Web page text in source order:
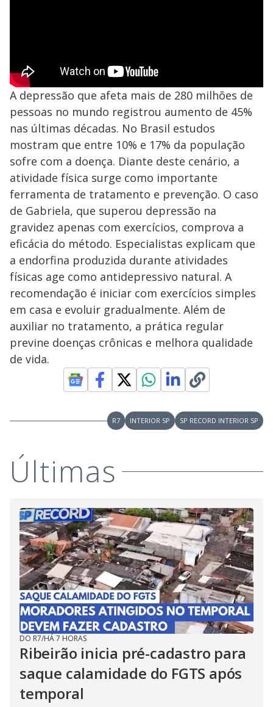
A depressão que afeta mais de 280 milhões de
pessoas no mundo registrou aumento de 45%
nas últimas décadas. No Brasil estudos
mostram que entre 10% e 17% da população
sofre com a doença. Diante deste cenário, a
atividade física surge como importante
ferramenta de tratamento e prevenção. O caso
de Gabriela, que superou depressão na
gravidez apenas com exercícios, comprova a
eficácia do método. Especialistas explicam que
a endorfina produzida durante atividades
físicas age como antidepressivo natural. A
recomendação é iniciar com exercícios simples
em casa e evoluir gradualmente. Além de
auxiliar no tratamento, a prática regular
previne doenças crônicas e melhora qualidade
de vida.
R7 INTERIOR SP SP RECORD INTERIOR SP
Últimas
DO R7/HÁ 7 HORAS
Ribeirão inicia pré-cadastro para
saque calamidade do FGTS após
temporal